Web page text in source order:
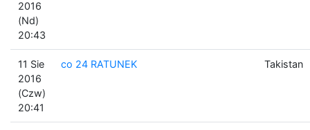
2016
(Nd)
20:43
11 Sie
2016
(Czw)
20:41
co 24 RATUNEK Takistan